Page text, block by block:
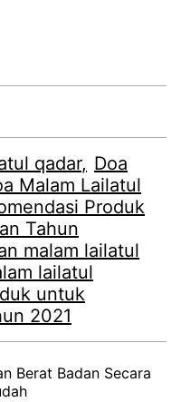
qadar
Doa
Malam Lailatul
Produk
Tahun
malam lailatul
lailatul
untuk
2021
Berat Badan Secara